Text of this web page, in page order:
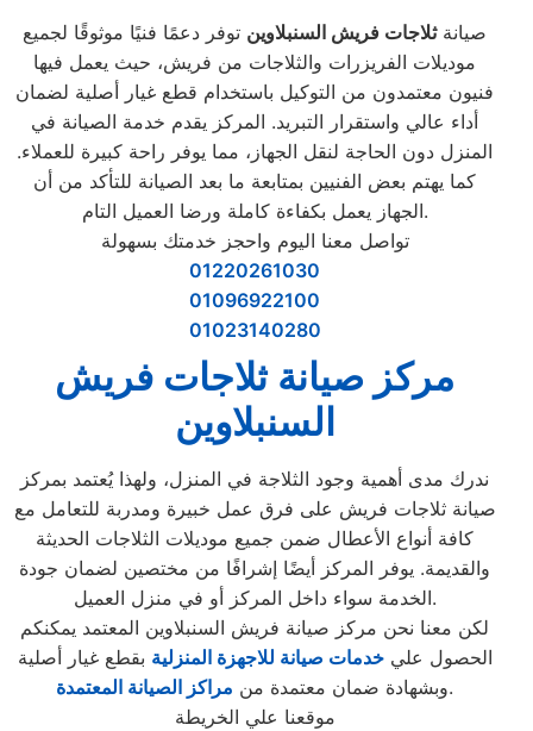
صيانةثلاجات فريش السنبلاوين توفر دعمًا فنيًا موثوقًا لجميع
موديلات الفريزرات والثلاجات من فريش، حيث يعمل فيها
فنيون معتمدون من التوكيل باستخدام قطع غيار أصلية لضمان
أداء عالي واستقرار التبريد. المركز يقدم خدمة الصيانة في
المنزل دون الحاجة لنقل الجهاز، مما يوفر راحة كبيرة للعملاء.
كما يهتم بعض الفنيين بمتابعة ما بعد الصيانة للتأكد من أن
الجهاز يعمل بكفاءة كاملة ورضا العميل التام.
تواصل معنا اليوم واحجز خدمتك بسهولة
01220261030
01096922100
01023140280
مركز صيانة ثلاجات فريش
السنبلاوين
ندرك مدى أهمية وجود الثلاجة في المنزل، ولهذا يُعتمد بمركز
صيانة ثلاجات فريش على فرق عمل خبيرة ومدربة للتعامل مع
كافة أنواع الأعطال ضمن جميع موديلات الثلاجات الحديثة
والقديمة. يوفر المركز أيضًا إشرافًا من مختصين لضمان جودة
الخدمة سواء داخل المركز أو في منزل العميل.
لكن معنا نحن مركز صيانة فريش السنبلاوين المعتمد يمكنكم
الحصول عليخدمات صيانة للاجهزة المنزلية بقطع غيار أصلية
وبشهادة ضمان معتمدة من مراكز الصيانة المعتمدة
.
موقعنا علي الخريطة